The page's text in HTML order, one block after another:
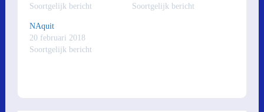
Soortgelijk bericht
Soortgelijk bericht
NAquit
20 februari 2018
Soortgelijk bericht